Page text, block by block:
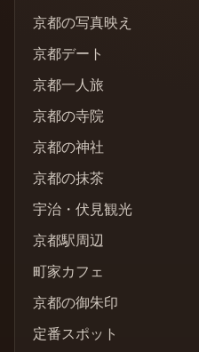
京都の写真映え
京都デート
京都一人旅
京都の寺院
京都の神社
京都の抹茶
宇治・伏見観光
京都駅周辺
町家カフェ
京都の御朱印
定番スポット